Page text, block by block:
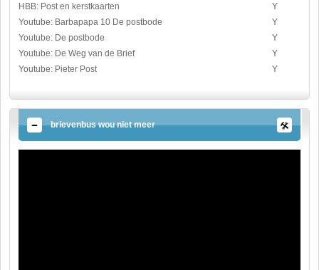
HBB: Post en kerstkaarten
Y
Youtube: Barbapapa 10 De postbode
Y
Youtube: De postbode
Y
Youtube: De Weg van de Brief
Y
Youtube: Pieter Post
Y
brievenbus wou niet meer